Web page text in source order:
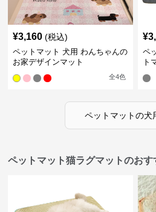
¥3,160 (税込)
ペットマット 犬用 わんちゃんの
お家デザインマット
全4色
¥
ペ
ト
ペットマットの犬
ペットマット猫ラグマットのおす